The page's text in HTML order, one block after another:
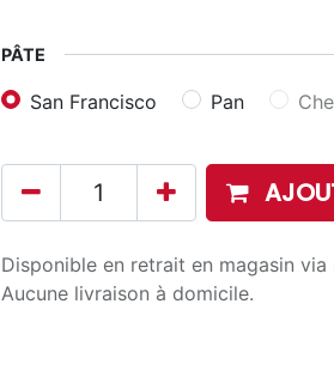
PÂTE
San Francisco Pan
Disponible en retrait en magasin
Aucune livraison à domicile.